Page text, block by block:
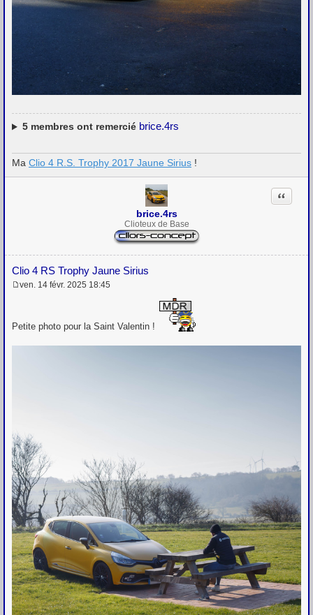
5membres ont remercié brice.4rs
Ma Clio 4 R.S. Trophy 2017 Jaune Sirius !
brice.4rs
Clioteux de Base
Clio 4 RS Trophy Jaune Sirius
Citation
a
ven. 14 févr. 2025 18:45
Petite photo pour la Saint Valentin !